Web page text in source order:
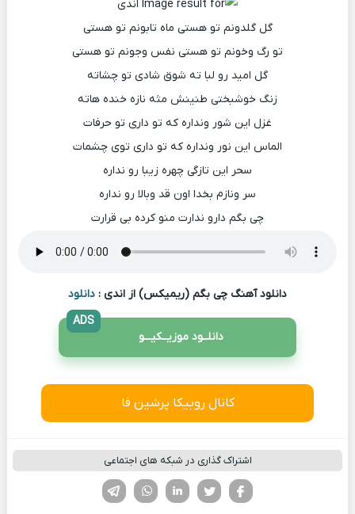
گل گلدونم تو هستی ماه تابونم تو هستی
تو رگ وخونم تو هستی نفس وجونم تو هستی
گل امید رو لبا ته شوق شادی تو چشاته
زنگ خوشبختی طنینش مثه نازه خنده هاته
غزل این شور ونداره که تو داری تو حرفات
الماس این نور ونداره که تو داری توی چشمات
سحر این تازگی چهره زیبا رو نداره
سر ونازم بخدا اون قد وبالا رو نداره
چی بگم دارو ندارت منو کرده بی قرارت
دانلود آهنگ چی بگم (ریمیکس) از اندی : دانلود
دانلــود موزیــکیـــو
ADS
کانال روبیکا پرشین فا
اشتراک گذاری در شبکه های اجتماعی
لینکدین تویتر
فیسوک